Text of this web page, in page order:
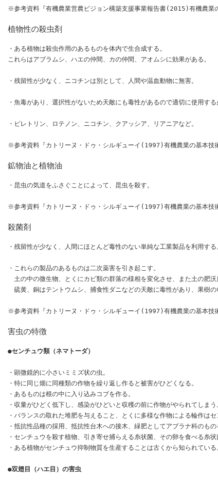
植物性の殺虫剤
・ある植物は殺虫作用のあるものを体内で生合成する。
これらはアブラムシ、ハエの仲間、カの仲間、アオムシに効果がある。
・残留性が少なく、ニコチンは別として、人間や温血動物に無害。
・魚毒があり、選択性がないため天敵にも毒性があるので適切に使用す
・ピレトリン、ロテノン、ニコチン、クアッシア、リアニアなど。
鉱物油と植物油
・昆虫の気道をふさぐことによって、昆虫を殺す。
殺菌剤
・残留性が少なく、人間にほとんど毒性のない単純な工業製品を利用す
・これらの製品のあるものは二次薬害を引き起こす。
土の中の微生物、とくにカビ類の群落の様相を変化させ、また土の肥
硫黄、銅はテントウムシ、捕食性ダニなどの天敵に毒性があり、果樹
害虫の特徴
●センチュウ類（ネマトーダ）
・顕微鏡的に小さいミミズ状の虫。
・特に同じ畑に同種類の作物を繰り返し作ると被害がひどくなる。
・あるものは根の中に入り込みコブを作る。
・収量がひどく低下し、感染がひどいと収穫の前に作物がやられてしまう
・バランスの取れた堆肥を与えること、とくに多様な作物による輪作は
・抵抗性品種の採用、抵抗性台木への接木、緑肥としてアブラナ科のも
・センチュウを殺す植物、引き寄せ捕らえる糸状菌、その卵を食べる糸
・ある植物がセンチュウ抑制物質を生産することは古くから知られている
●双翅目（ハエ目）の害虫